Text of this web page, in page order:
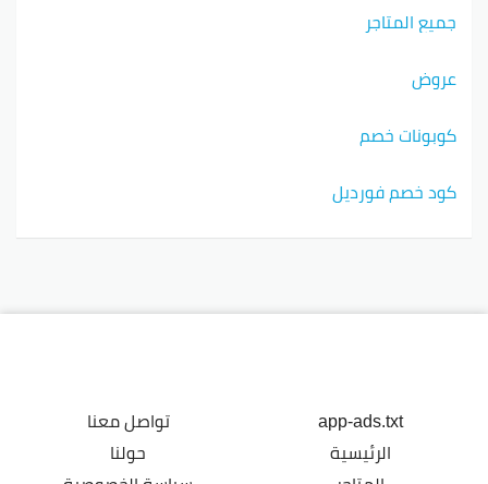
جميع المتاجر
عروض
كوبونات خصم
كود خصم فورديل
app-ads.txt
الرئيسية
تواصل معنا
حولنا